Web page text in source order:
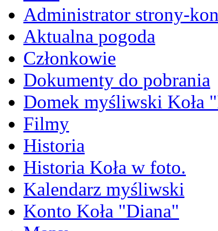
Administrator strony-
Aktualna pogoda
Członkowie
Dokumenty do pobrania
Domek myśliwski Koła
Filmy
Historia
Historia Koła w foto.
Kalendarz myśliwski
Konto Koła "Diana"